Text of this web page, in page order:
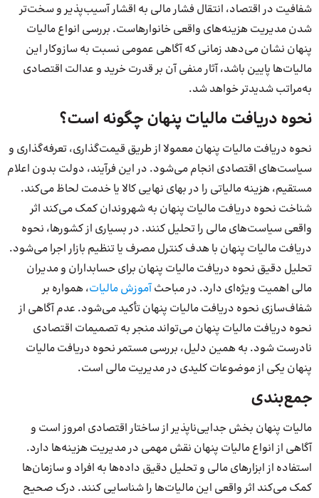
شفافیت در اقتصاد، انتقال فشار مالی به اقشار آسیب‌پذیر و سخت‌تر
شدن مدیریت هزینه‌های واقعی خانوارهاست. بررسی انواع مالیات
پنهان نشان می‌دهد زمانی که آگاهی عمومی نسبت به سازوکار این
مالیات‌ها پایین باشد، آثار منفی آن بر قدرت خرید و عدالت اقتصادی
به‌مراتب شدیدتر خواهد شد.
نحوه دریافت مالیات پنهان چگونه است؟
نحوه دریافت مالیات پنهان معمولا از طریق قیمت‌گذاری، تعرفه‌گذاری و
سیاست‌های اقتصادی انجام می‌شود. در این فرآیند، دولت بدون اعلام
مستقیم، هزینه مالیاتی را در بهای نهایی کالا یا خدمت لحاظ می‌کند.
شناخت نحوه دریافت مالیات پنهان به شهروندان کمک می‌کند اثر
واقعی سیاست‌های مالی را تحلیل کنند. در بسیاری از کشورها، نحوه
دریافت مالیات پنهان با هدف کنترل مصرف یا تنظیم بازار اجرا می‌شود.
تحلیل دقیق نحوه دریافت مالیات پنهان برای حسابداران و مدیران
مالی اهمیت ویژه‌ای دارد. در مباحثآموزش مالیات، همواره بر
شفاف‌سازی نحوه دریافت مالیات پنهان تأکید می‌شود. عدم آگاهی از
نحوه دریافت مالیات پنهان می‌تواند منجر به تصمیمات اقتصادی
نادرست شود. به همین دلیل، بررسی مستمر نحوه دریافت مالیات
پنهان یکی از موضوعات کلیدی در مدیریت مالی است.
جمع‌بندی
مالیات پنهان بخش جدایی‌ناپذیر از ساختار اقتصادی امروز است و
آگاهی از انواع مالیات پنهان نقش مهمی در مدیریت هزینه‌ها دارد.
استفاده از ابزارهای مالی و تحلیل دقیق داده‌ها به افراد و سازمان‌ها
کمک می‌کند اثر واقعی این مالیات‌ها را شناسایی کنند. درک صحیح